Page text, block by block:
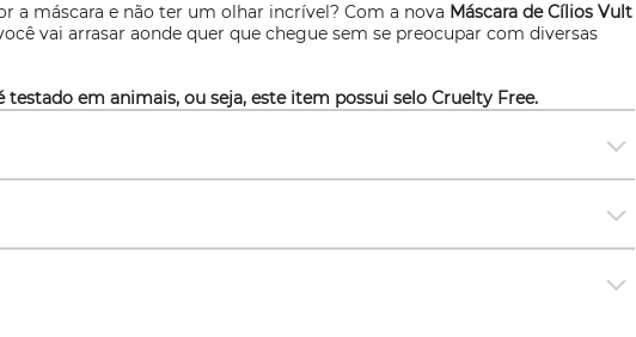
a máscara e não ter um olhar incrível? Com a nova Máscara de Cílios Vult
vai arrasar aonde quer que chegue sem se preocupar com diversas
em animais, ou seja, este item possui selo Cruelty Free.